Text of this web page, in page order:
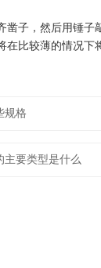
凿子，然后用锤子
比较薄的情况下
规格
主要类型是什么